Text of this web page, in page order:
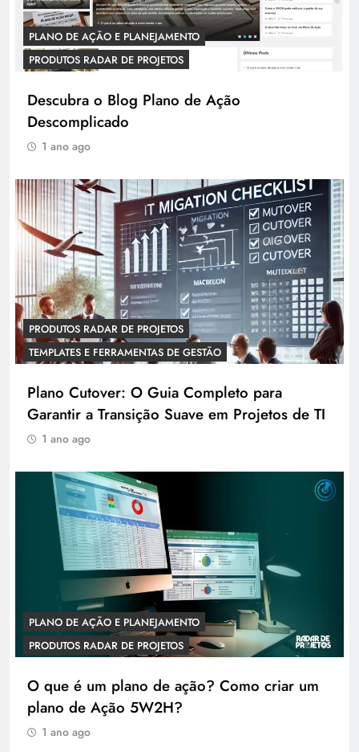
PLANO DE AÇÃO E PLANEJAMENTO
PRODUTOS RADAR DE PROJETOS
Descubra o Blog Plano de Ação
Descomplicado
1 ano ago
PRODUTOS RADAR DE PROJETOS
TEMPLATES E FERRAMENTAS DE GESTÃO
Plano Cutover: O Guia Completo para
Garantir a Transição Suave em Projetos de TI
1 ano ago
PLANO DE AÇÃO E PLANEJAMENTO
PRODUTOS RADAR DE PROJETOS
O que é um plano de ação? Como criar um
plano de Ação 5W2H?
1 ano ago